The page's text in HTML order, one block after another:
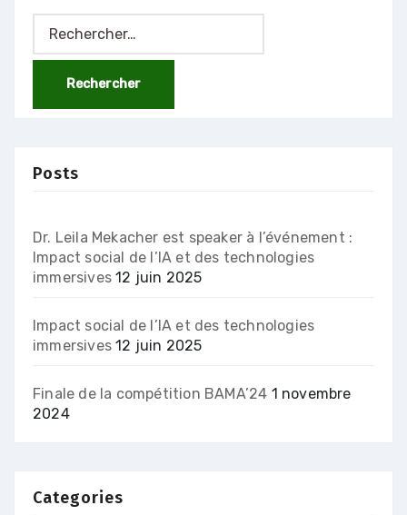
Rechercher :
Posts
Dr. Leila Mekacher est speaker à l’événement :
Impact social de l’IA et des technologies
immersives 12 juin 2025
Impact social de l’IA et des technologies
immersives 12 juin 2025
Finale de la compétition BAMA’24 1 novembre
2024
Categories